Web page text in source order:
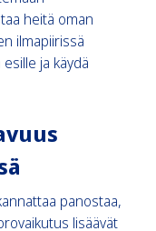
heitä oman
ilmapiirissä
ja käydä
panostaa,
lisäävät